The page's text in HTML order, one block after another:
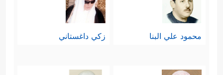
محمود علي البنا زكي داغستاني